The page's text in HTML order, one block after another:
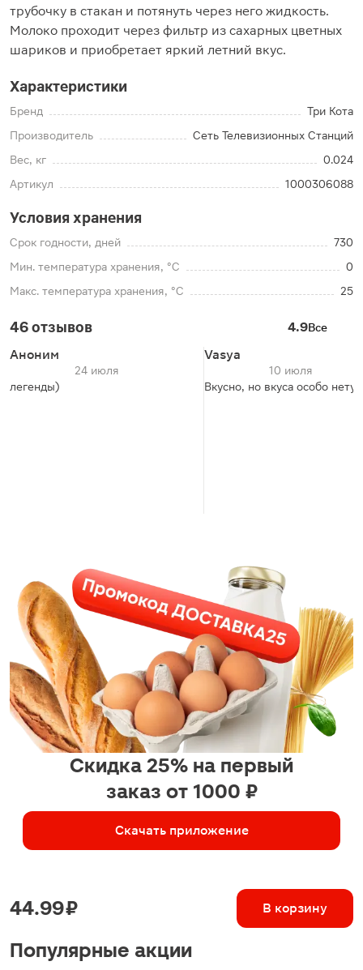
трубочку в стакан и потянуть через него жидкость.
Молоко проходит через фильтр из сахарных цветных
шариков и приобретает яркий летний вкус.
Характеристики
Бренд
Три Кота
Производитель
Сеть Телевизионных Станций
Вес, кг
0.024
Артикул
1000306088
Условия хранения
Срок годности, дней
730
Мин. температура хранения, °C
0
Макс. температура хранения, °C
25
46 отзывов 4.9Все
Аноним
24 июля
легенды)
Vasya
10 июля
Вкусно, но вкуса особо нету
Скидка 25% на первый
заказ от 1000 ₽
Скачать приложение
44.99 ₽ В корзину
Популярные акции